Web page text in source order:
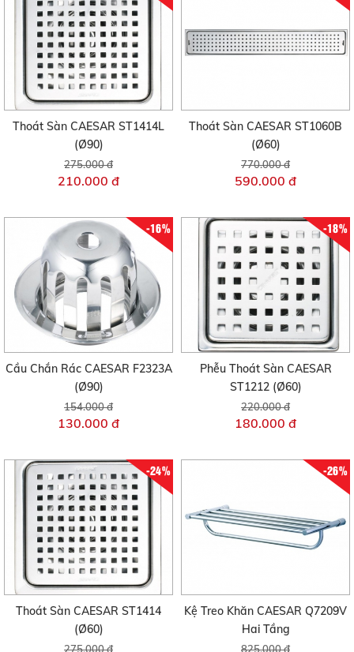
Thoát Sàn CAESAR ST1414L
(Ø90)
275.000 đ
210.000 đ
Thoát Sàn CAESAR ST1060B
(Ø60)
770.000 đ
590.000 đ
-16%
Cầu Chắn Rác CAESAR F2323A
(Ø90)
154.000 đ
130.000 đ
-18%
Phễu Thoát Sàn CAESAR
ST1212 (Ø60)
220.000 đ
180.000 đ
-24%
Thoát Sàn CAESAR ST1414
(Ø60)
275.000 đ
-26%
Kệ Treo Khăn CAESAR Q7209V
Hai Tầng
825.000 đ